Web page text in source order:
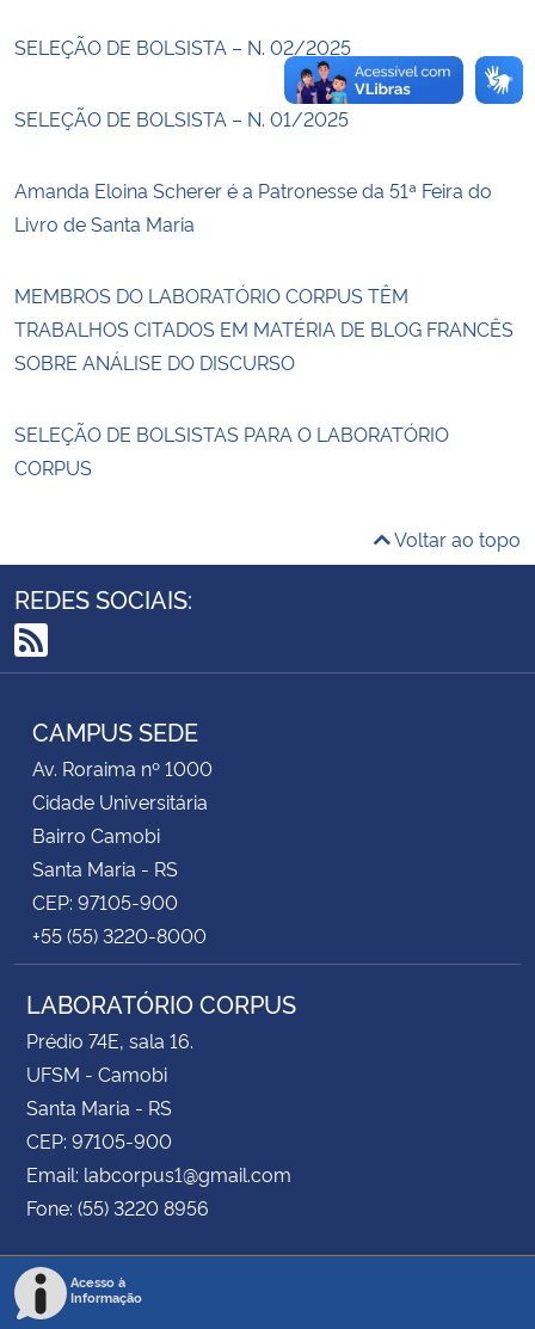
Banco Central do Brasil
SELEÇÃO DE BOLSISTA – N. 02/2025
SELEÇÃO DE BOLSISTA – N. 01/2025
Amanda Eloina Scherer é a Patronesse da 51ª Feira do
Livro de Santa Maria
MEMBROS DO LABORATÓRIO CORPUS TÊM
TRABALHOS CITADOS EM MATÉRIA DE BLOG FRANCÊS
SOBRE ANÁLISE DO DISCURSO
SELEÇÃO DE BOLSISTAS PARA O LABORATÓRIO
CORPUS
Voltar ao topo
REDES SOCIAIS:
RSS
CAMPUS SEDE
Av. Roraima nº 1000
Cidade Universitária
Bairro Camobi
Santa Maria - RS
CEP: 97105-900
+55 (55) 3220-8000
LABORATÓRIO CORPUS
Prédio 74E, sala 16.
UFSM - Camobi
Santa Maria - RS
CEP: 97105-900
Email: labcorpus1@gmail.com
Fone: (55) 3220 8956
Acesso à
Informação